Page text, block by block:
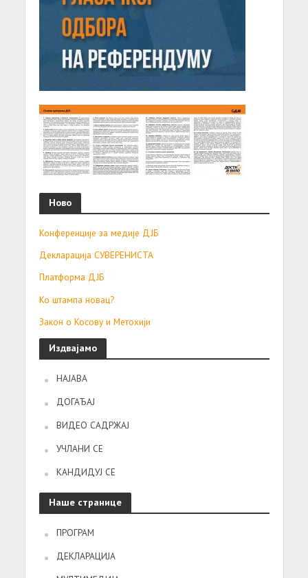
Ново
Конференције за медије ДЈБ
Декларација СУВЕРЕНИСТА
Платформа ДЈБ
Ко штампа новац?
Закон о Косову и Метохији
Издвајамо
НАЈАВА
ДОГАЂАЈ
ВИДЕО САДРЖАЈ
УЧЛАНИ СЕ
КАНДИДУЈ СЕ
Наше странице
ПРОГРАМ
ДЕКЛАРАЦИЈА